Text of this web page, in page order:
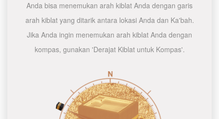
Anda bisa menemukan arah kiblat Anda dengan garis
arah kiblat yang ditarik antara lokasi Anda dan Ka'bah.
Jika Anda ingin menemukan arah kiblat Anda dengan
kompas, gunakan 'Derajat Kiblat untuk Kompas'.